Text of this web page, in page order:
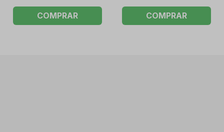
COMPRAR COMPRAR